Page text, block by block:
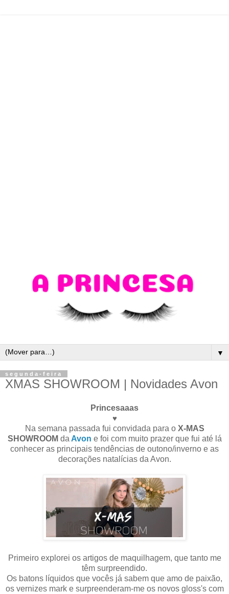
▼
segunda-feira
XMAS SHOWROOM | Novidades Avon
Princesaaas
♥
Na semana passada fui convidada para o X-MAS
SHOWROOM da Avon e foi com muito prazer que fui até lá
conhecer as principais tendências de outono/inverno e as
decorações natalícias da Avon.
Primeiro explorei os artigos de maquilhagem, que tanto me
têm surpreendido.
Os batons líquidos que vocês já sabem que amo de paixão,
os vernizes mark e surpreenderam-me os novos gloss's com